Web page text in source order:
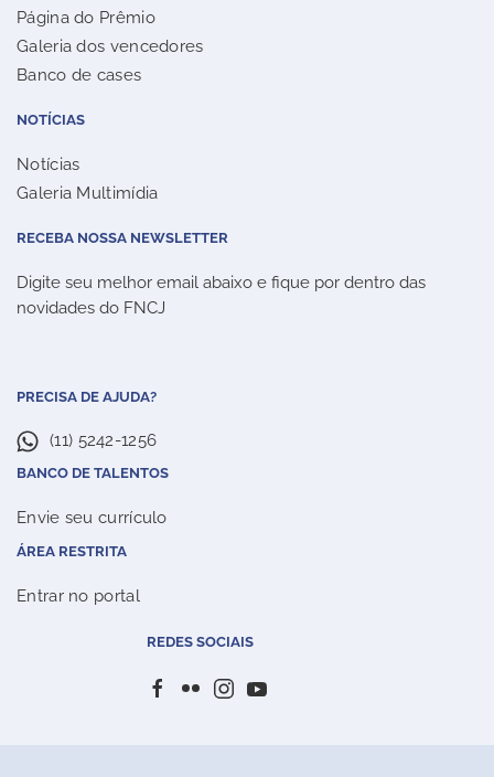
Página do Prêmio
Galeria dos vencedores
Banco de cases
NOTÍCIAS
Notícias
Galeria Multimídia
RECEBA NOSSA NEWSLETTER
Digite seu melhor email abaixo e fique por dentro das
novidades do FNCJ
PRECISA DE AJUDA?
(11) 5242-1256
BANCO DE TALENTOS
Envie seu currículo
ÁREA RESTRITA
Entrar no portal
REDES SOCIAIS